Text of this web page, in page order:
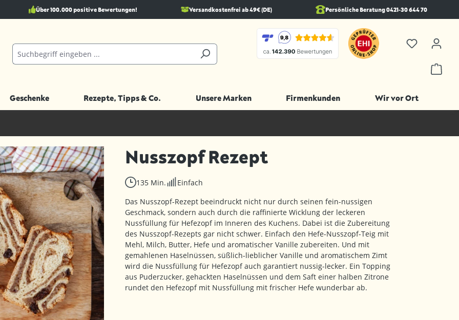
Über 100.000 positive Bewertungen! Versandkostenfrei ab 49€ (DE) Persönliche Beratung 0421-30 644 70
Geschenke Rezepte, Tipps & Co. Unsere Marken Firmenkunden Wir vor Ort
Nusszopf Rezept
135 Min.
Einfach
Das Nusszopf-Rezept beeindruckt nicht nur durch seinen fein-nussigen
Geschmack, sondern auch durch die raffinierte Wicklung der leckeren
Nussfüllung für Hefezopf im Inneren des Kuchens. Dabei ist die Zubereitung
des Nusszopf-Rezepts gar nicht schwer. Einfach den Hefe-Nusszopf-Teig mit
Mehl, Milch, Butter, Hefe und aromatischer Vanille zubereiten. Und mit
gemahlenen Haselnüssen, süßlich-lieblicher Vanille und aromatischem Zimt
wird die Nussfüllung für Hefezopf auch garantiert nussig-lecker. Ein Topping
aus Puderzucker, gehackten Haselnüssen und dem Saft einer halben Zitrone
rundet den Hefezopf mit Nussfüllung mit frischer Hefe wunderbar ab.